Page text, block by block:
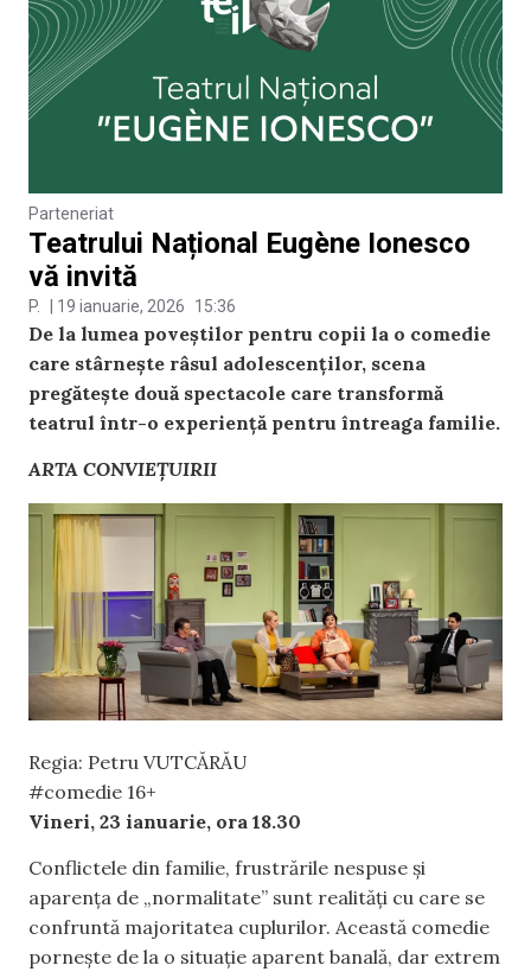
Parteneriat
Teatrului Național Eugène Ionesco
vă invită
P. 19 ianuarie, 2026 15:36
De la lumea poveștilor pentru copii la o comedie
care stârnește râsul adolescenților, scena
pregătește două spectacole care transformă
teatrul într-o experiență pentru întreaga familie.
ARTA CONVIEȚUIRII
Regia: Petru VUTCĂRĂU
#comedie 16+
Vineri, 23 ianuarie, ora 18.30
Conflictele din familie, frustrările nespuse și
aparența de „normalitate” sunt realități cu care se
confruntă majoritatea cuplurilor. Această comedie
pornește de la o situație aparent banală, dar extrem